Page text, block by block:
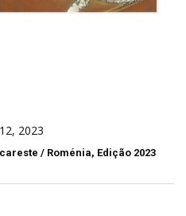
2023
/ Roménia, Edição 2023